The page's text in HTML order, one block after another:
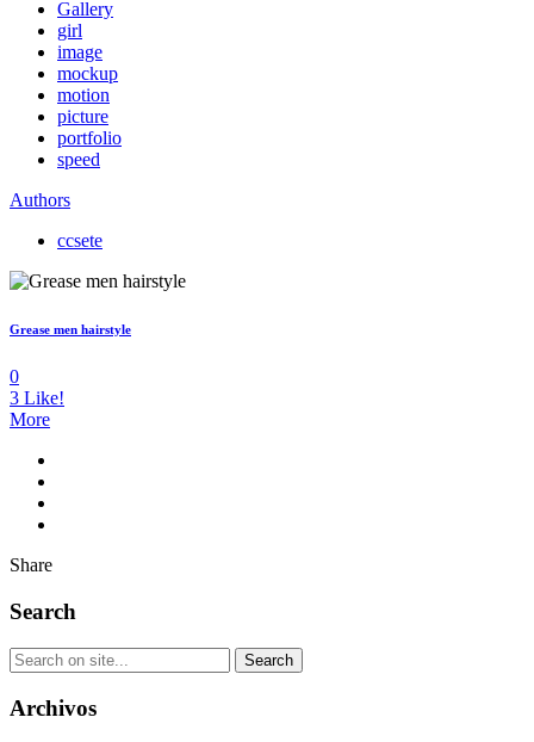
Gallery
girl
image
mockup
motion
picture
portfolio
speed
Authors
ccsete
Grease men hairstyle
0
3 Like!
More
Share
Search
Archivos